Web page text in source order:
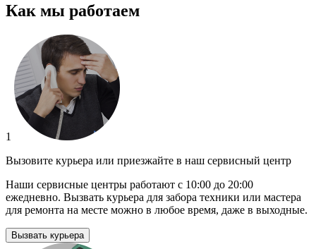
Как мы работаем
1
Вызовите курьера или приезжайте в наш сервисный центр
Наши сервисные центры работают с 10:00 до 20:00
ежедневно. Вызвать курьера для забора техники или мастера
для ремонта на месте можно в любое время, даже в выходные.
Вызвать курьера